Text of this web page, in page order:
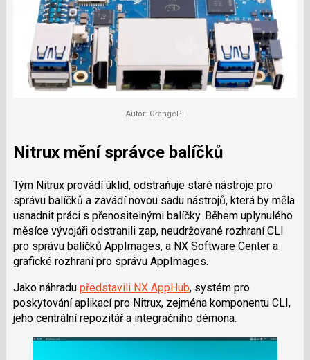
Autor: OrangePi
Nitrux mění správce balíčků
Tým Nitrux provádí úklid, odstraňuje staré nástroje pro
správu balíčků a zavádí novou sadu nástrojů, která by měla
usnadnit práci s přenositelnými balíčky. Během uplynulého
měsíce vývojáři odstranili zap, neudržované rozhraní CLI
pro správu balíčků AppImages, a NX Software Center a
grafické rozhraní pro správu AppImages.
Jako náhradu představili NX AppHub, systém pro
poskytování aplikací pro Nitrux, zejména komponentu CLI,
jeho centrální repozitář a integračního démona.